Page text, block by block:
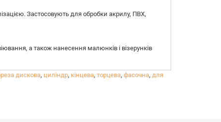
Застосовують для обробки акрилу, ПВХ,
а також нанесення малюнків і візерунків
дискова, циліндр, кінцева, торцева, фасочна, для